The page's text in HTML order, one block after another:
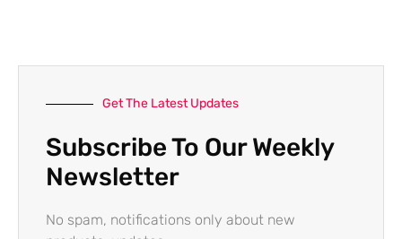
Get The Latest Updates
Subscribe To Our Weekly
Newsletter
No spam, notifications only about new